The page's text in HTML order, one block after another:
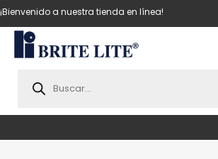
¡Bienvenido a nuestra tienda en línea!
search